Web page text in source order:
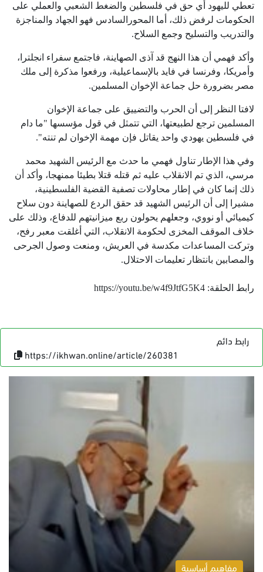
تعطي لليهود أي حق في فلسطين والضغط الشعبي والعملي على
الحكومات لرفض ذلك، أما المحورالسادس فهو الجهاد والمناجزة
والتدريب والتسليح وجمع السلاح.
وأكد فهمي أن هذا النهج قد آذى الصهاينة، فاجتمع سفراء انجلترا،
وأمريكا، وفرنسا في فايد بالإسماعيلية، ورفعوا مذكرة إلى ملك
مصر بضرورة حل جماعة الإخوان المسلمين.
لافتا النظر إلى أن الحرب والتضييق على جماعة الإخوان
المسلمين ترجع لطبيعتها، التي تتمثل في قول مؤسسها "ما دام
في فلسطين يهودي واحد يقاتل فإن مهمة الإخوان لم تنته".
وفي هذا الإطار تناول فهمي ما حدث مع الرئيس الشهيد محمد
مرسي، الذي تم الانقلاب عليه ثم قتله قتلا بطيئا ممنهجا، وأكد أن
ذلك إنما كان في إطار محاولات تصفية القضية الفلسطينية،
مشيرا إلى أن الرئيس الشهيد قد حقق الردع للصهاينة دون سلاح
كيميائي أو نووي، وجعلهم يحولون ربع ميزانيتهم للدفاع، وذلك على
خلاف الموقف المخزى لحكومة الانقلاب، التي أغلقت معبر رفح،
وتركت المساعدات مكدسة في العريش، ومنعت وصول الجرحى
والمصابين بانتظار تعليمات الاحتلال.
رابط الحلقة: https://youtu.be/w4f9JtfG5K4
رابط دائم
https://ikhwan.online/article/260381
مفاهيم أساسية